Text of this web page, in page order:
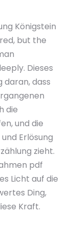
Königstein
but the
Dieses
daran, dass
die
und die
Erlösung
zieht.
pdf
Licht auf die
Ding,
Kraft.